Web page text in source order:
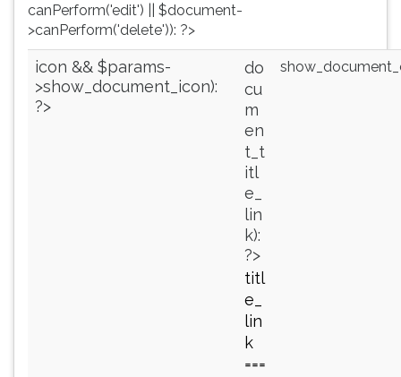
canPerform('edit') || $document-
>canPerform('delete')): ?>
icon && $params-
>show_document_icon):
?>
do
cu
m
en
t_t
itl
e_
lin
k):
?>
titl
e_
lin
k
===